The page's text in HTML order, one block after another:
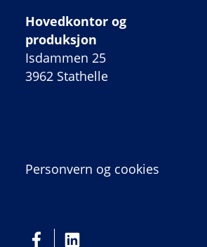
Hovedkontor og
produksjon
Isdammen 25
3962 Stathelle
Personvern og cookies